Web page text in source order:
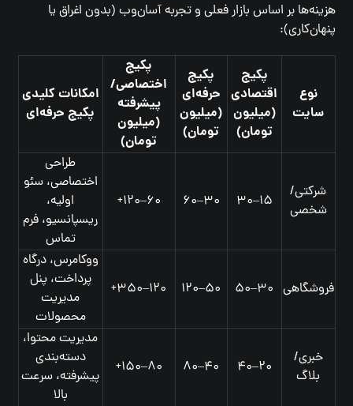
هزینه‌ها بر اساس بازار فعلی و تجربه آسان‌وب (بدون اغراق یا
پنهان‌کاری):
نوع
سایت
پکیج
اقتصادی
(میلیون
تومان)
پکیج
حرفه‌ای
(میلیون
تومان)
پکیج
اختصاصی/
پیشرفته
(میلیون
تومان)
امکانات کلیدی
پکیج حرفه‌ای
شرکتی/
شخصی
۱۵–۳۰ ۳۰–۶۰ ۶۰–۱۲۰+
طراحی
اختصاصی، سئو
اولیه،
ریسپانسیو، فرم
تماس
فروشگاهی ۳۰–۵۰ ۵۰–۱۲۰ ۱۲۰–۳۵۰+
ووکامرس، درگاه
پرداخت، پنل
مدیریت
محصولات
خبری/
بلاگ
۲۰–۴۰ ۴۰–۸۰ ۸۰–۱۵۰+
مدیریت محتوا،
دسته‌بندی
پیشرفته، سرعت
بالا